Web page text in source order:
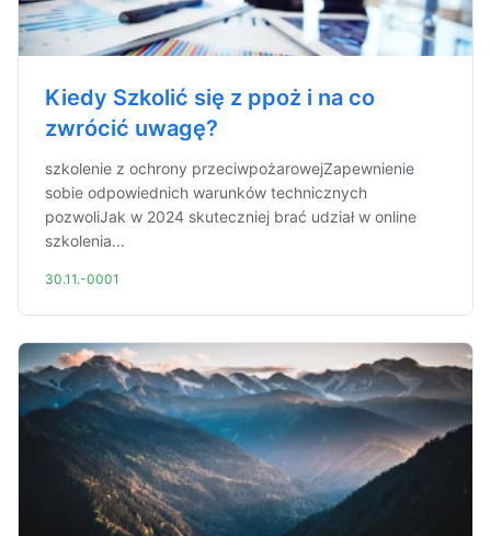
Kiedy Szkolić się z ppoż i na co
zwrócić uwagę?
szkolenie z ochrony przeciwpożarowejZapewnienie
sobie odpowiednich warunków technicznych
pozwoliJak w 2024 skuteczniej brać udział w online
szkolenia...
30.11.-0001